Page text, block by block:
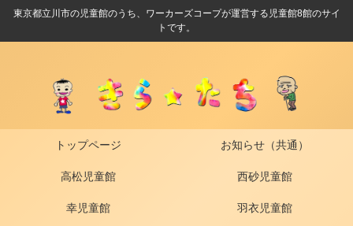
東京都立川市の児童館のうち、ワーカーズコープが運営する児童館8館のサイ
トです。
トップページ お知らせ（共通）
高松児童館 西砂児童館
幸児童館 羽衣児童館